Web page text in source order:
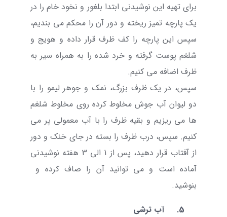
برای تهیه این نوشیدنی ابتدا بلغور و نخود خام را در
یک پارچه تمیز ریخته و دور آن را محکم می بندیم،
سپس این پارچه را کف ظرف قرار داده و هویج و
شلغم پوست گرفته و خرد شده را به همراه سیر به
ظرف اضافه می کنیم.
سپس، در یک ظرف بزرگ، نمک و جوهر لیمو را با
دو لیوان آب جوش مخلوط کرده روی مخلوط شلغم
ها می ریزیم و بقیه ظرف را با آب معمولی پر می
کنیم. سپس، درب ظرف را بسته در جای خنک و دور
از آفتاب قرار دهید، پس از 1 الی 3 هفته نوشیدنی
آماده است و می توانید آن را صاف کرده و
بنوشید.
5.
آب ترشی